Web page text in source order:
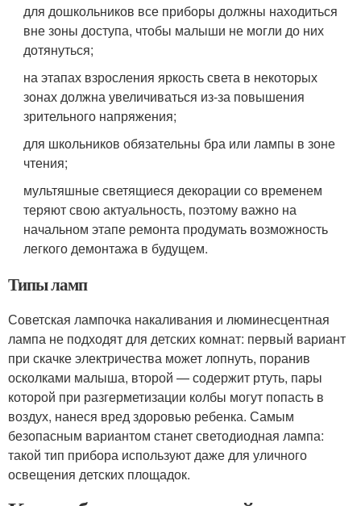
для дошкольников все приборы должны находиться
вне зоны доступа, чтобы малыши не могли до них
дотянуться;
на этапах взросления яркость света в некоторых
зонах должна увеличиваться из-за повышения
зрительного напряжения;
для школьников обязательны бра или лампы в зоне
чтения;
мультяшные светящиеся декорации со временем
теряют свою актуальность, поэтому важно на
начальном этапе ремонта продумать возможность
легкого демонтажа в будущем.
Типы ламп
Советская лампочка накаливания и люминесцентная
лампа не подходят для детских комнат: первый вариант
при скачке электричества может лопнуть, поранив
осколками малыша, второй — содержит ртуть, пары
которой при разгерметизации колбы могут попасть в
воздух, нанеся вред здоровью ребенка. Самым
безопасным вариантом станет светодиодная лампа:
такой тип прибора используют даже для уличного
освещения детских площадок.